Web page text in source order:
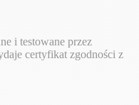
i testowane przez
certyfikat zgodności z